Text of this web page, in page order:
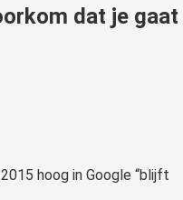
dat je gaat
hoog in Google “blijft